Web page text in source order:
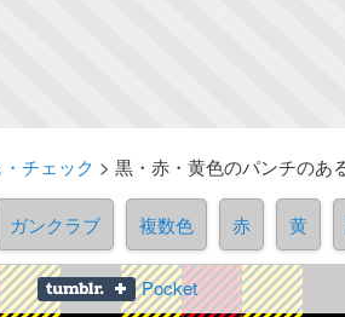
チェック > 黒・赤・黄色のパンチのあ
ガンクラブ 複数色 赤 黄
Pocket